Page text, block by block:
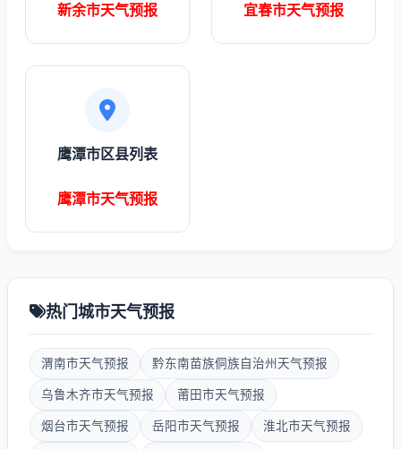
新余市天气预报 宜春市天气预报
鹰潭市区县列表
鹰潭市天气预报
热门城市天气预报
渭南市天气预报 黔东南苗族侗族自治州天气预报
乌鲁木齐市天气预报 莆田市天气预报
烟台市天气预报 岳阳市天气预报 淮北市天气预报